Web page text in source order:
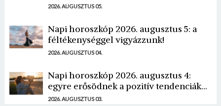
2026. AUGUSZTUS 05.
Napi horoszkóp 2026. augusztus 5: a
féltékenységgel vigyázzunk!
2026. AUGUSZTUS 04.
Napi horoszkóp 2026. augusztus 4:
egyre erősödnek a pozitív tendenciák...
2026. AUGUSZTUS 03.